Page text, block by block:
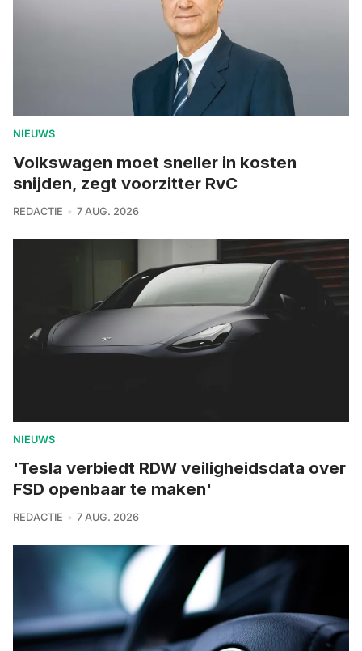
NIEUWS
Volkswagen moet sneller in kosten
snijden, zegt voorzitter RvC
REDACTIE 7 AUG. 2026
NIEUWS
'Tesla verbiedt RDW veiligheidsdata over
FSD openbaar te maken'
REDACTIE 7 AUG. 2026